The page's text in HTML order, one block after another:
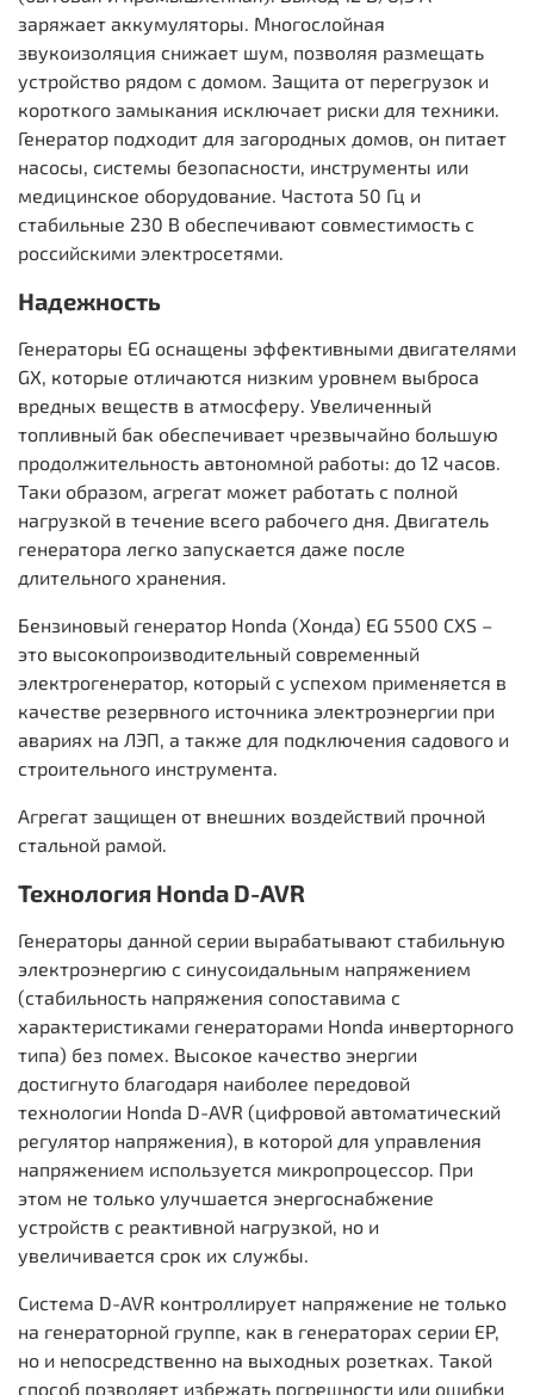
заряжает аккумуляторы. Многослойная
звукоизоляция снижает шум, позволяя размещать
устройство рядом с домом. Защита от перегрузок и
короткого замыкания исключает риски для техники.
Генератор подходит для загородных домов, он питает
насосы, системы безопасности, инструменты или
медицинское оборудование. Частота 50 Гц и
стабильные 230 В обеспечивают совместимость с
российскими электросетями.
Надежность
Генераторы EG оснащены эффективными двигателями
GX, которые отличаются низким уровнем выброса
вредных веществ в атмосферу. Увеличенный
топливный бак обеспечивает чрезвычайно большую
продолжительность автономной работы: до 12 часов.
Таки образом, агрегат может работать с полной
нагрузкой в течение всего рабочего дня. Двигатель
генератора легко запускается даже после
длительного хранения.
Бензиновый генератор Honda (Хонда) EG 5500 CXS –
это высокопроизводительный современный
электрогенератор, который с успехом применяется в
качестве резервного источника электроэнергии при
авариях на ЛЭП, а также для подключения садового и
строительного инструмента.
Агрегат защищен от внешних воздействий прочной
стальной рамой.
Технология Honda D-AVR
Генераторы данной серии вырабатывают стабильную
электроэнергию с синусоидальным напряжением
(стабильность напряжения сопоставима с
характеристиками генераторами Honda инверторного
типа) без помех. Высокое качество энергии
достигнуто благодаря наиболее передовой
технологии Honda D-AVR (цифровой автоматический
регулятор напряжения), в которой для управления
напряжением используется микропроцессор. При
этом не только улучшается энергоснабжение
устройств с реактивной нагрузкой, но и
увеличивается срок их службы.
Система D-AVR контроллирует напряжение не только
на генераторной группе, как в генераторах серии EP,
но и непосредственно на выходных розетках. Такой
способ позволяет избежать погрешности или ошибки